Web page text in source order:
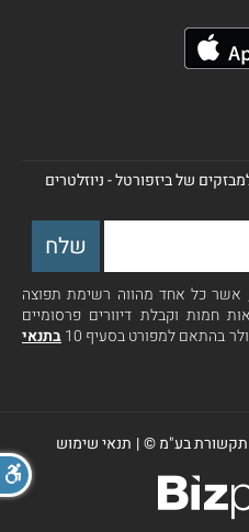
של ביזפורטל - ניוזלטרים
אשר כל אחד מהווה רשימת תפוצה
חמות וקבלת דיוורים פרסומיים
בהתאם למפורט בסעיף 10
בתנאי
תקשורת בע"מ ©| תנאי שימוש